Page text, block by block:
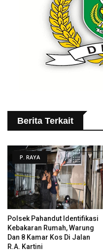
Berita Terkait
P. RAYA
Polsek Pahandut Identifikasi
Kebakaran Rumah, Warung
Dan 8 Kamar Kos Di Jalan
R.A. Kartini